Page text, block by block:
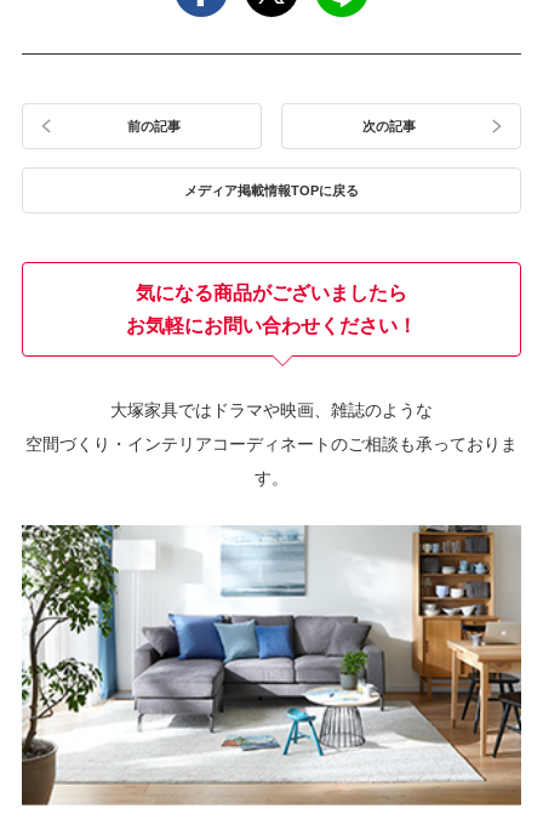
前の記事
メディア掲載情報TOPに戻る
次の記事
気になる商品がございましたら
お気軽にお問い合わせください！
大塚家具ではドラマや映画、雑誌のような
空間づくり・インテリアコーディネートのご相談も承っておりま
す。